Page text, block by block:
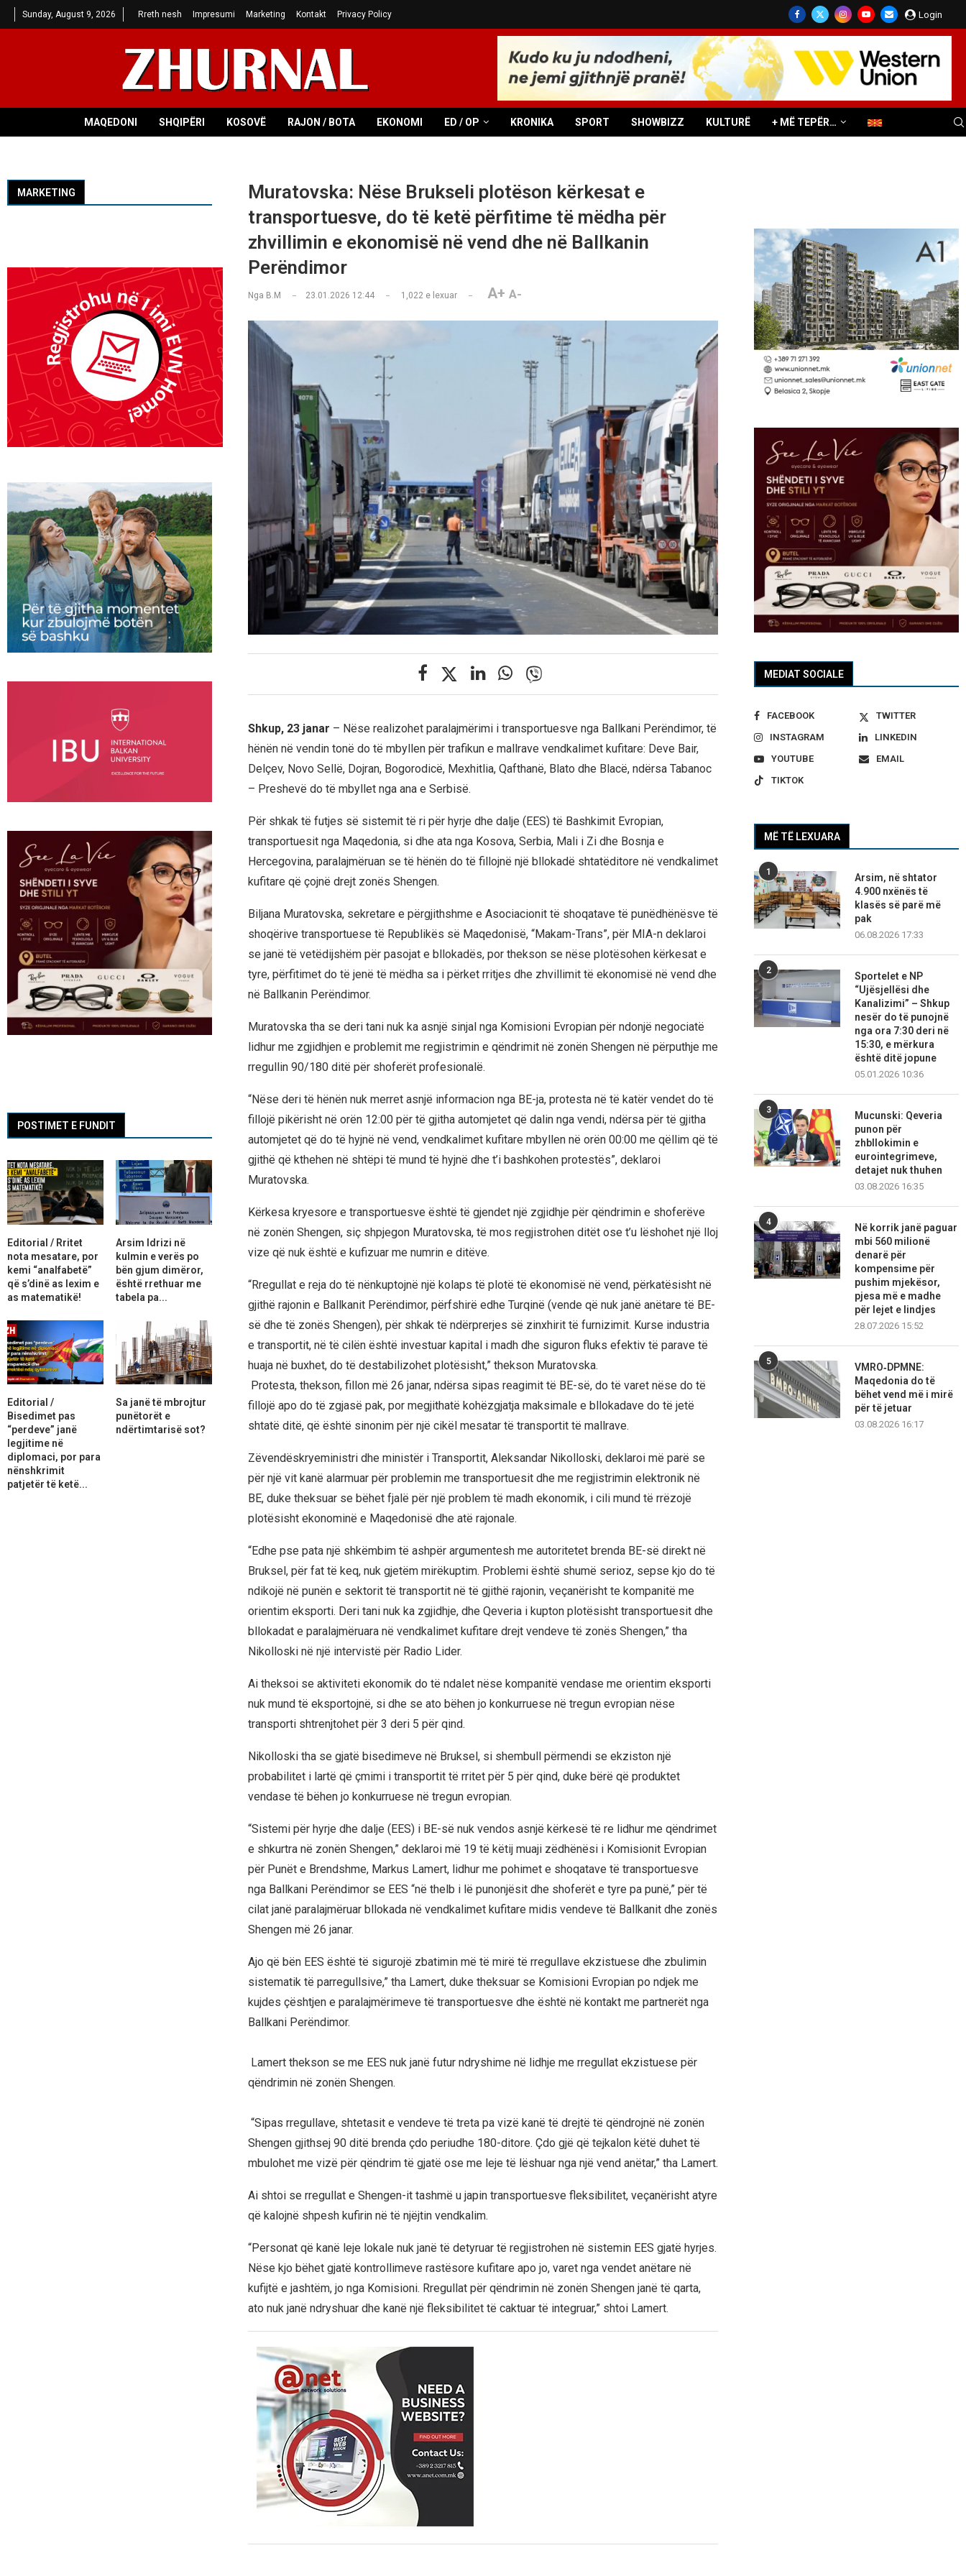
Sunday, August 9, 2026 Rreth nesh Impresumi Marketing Kontakt Privacy Policy Login
MAQEDONI SHQIPËRI KOSOVË RAJON / BOTA EKONOMI ED / OP KRONIKA SPORT SHOWBIZZ KULTURË + MË TEPËR…
Muratovska: Nëse Brukseli plotëson kërkesat e
transportuesve, do të ketë përfitime të mëdha për
zhvillimin e ekonomisë në vend dhe në Ballkanin
Perëndimor
Nga B.M 23.01.2026 12:44 1,022e lexuar A+ A-
Shkup, 23 janar – Nëse realizohet paralajmërimi i transportuesve nga Ballkani Perëndimor, të
hënën në vendin tonë do të mbyllen për trafikun e mallrave vendkalimet kufitare: Deve Bair,
Delçev, Novo Sellë, Dojran, Bogorodicë, Mexhitlia, Qafthanë, Blato dhe Blacë, ndërsa Tabanoc
– Preshevë do të mbyllet nga ana e Serbisë.
Për shkak të futjes së sistemit të ri për hyrje dhe dalje (EES) të Bashkimit Evropian,
transportuesit nga Maqedonia, si dhe ata nga Kosova, Serbia, Mali i Zi dhe Bosnja e
Hercegovina, paralajmëruan se të hënën do të fillojnë një bllokadë shtatëditore në vendkalimet
kufitare që çojnë drejt zonës Shengen.
Biljana Muratovska, sekretare e përgjithshme e Asociacionit të shoqatave të punëdhënësve të
shoqërive transportuese të Republikës së Maqedonisë, “Makam-Trans”, për MIA-n deklaroi
se janë të vetëdijshëm për pasojat e bllokadës, por thekson se nëse plotësohen kërkesat e
tyre, përfitimet do të jenë të mëdha sa i përket rritjes dhe zhvillimit të ekonomisë në vend dhe
në Ballkanin Perëndimor.
Muratovska tha se deri tani nuk ka asnjë sinjal nga Komisioni Evropian për ndonjë negociatë
lidhur me zgjidhjen e problemit me regjistrimin e qëndrimit në zonën Shengen në përputhje me
rregullin 90/180 ditë për shoferët profesionalë.
“Nëse deri të hënën nuk merret asnjë informacion nga BE-ja, protesta në të katër vendet do të
fillojë pikërisht në orën 12:00 për të gjitha automjetet që dalin nga vendi, ndërsa për të gjitha
automjetet që do të hyjnë në vend, vendkalimet kufitare mbyllen në orën 00:00 me qëllim që të
gjithë që kthehen në shtëpi të mund të hyjnë dhe t’i bashkohen protestës”, deklaroi
Muratovska.
Kërkesa kryesore e transportuesve është të gjendet një zgjidhje për qëndrimin e shoferëve
në zonën Shengen, siç shpjegon Muratovska, të mos regjistrohen ditët ose t’u lëshohet një lloj
vize që nuk është e kufizuar me numrin e ditëve.
“Rregullat e reja do të nënkuptojnë një kolaps të plotë të ekonomisë në vend, përkatësisht në
gjithë rajonin e Ballkanit Perëndimor, përfshirë edhe Turqinë (vende që nuk janë anëtare të BE-
së dhe të zonës Shengen), për shkak të ndërprerjes së zinxhirit të furnizimit. Kurse industria
e transportit, në të cilën është investuar kapital i madh dhe siguron fluks efektiv të parave të
huaja në buxhet, do të destabilizohet plotësisht,” thekson Muratovska.
Protesta, thekson, fillon më 26 janar, ndërsa sipas reagimit të BE-së, do të varet nëse do të
fillojë apo do të zgjasë pak, por megjithatë kohëzgjatja maksimale e bllokadave do të jetë
shtatë ditë, që është sinonim për një cikël mesatar të transportit të mallrave.
Zëvendëskryeministri dhe ministër i Transportit, Aleksandar Nikolloski, deklaroi më parë se
për një vit kanë alarmuar për problemin me transportuesit dhe me regjistrimin elektronik në
BE, duke theksuar se bëhet fjalë për një problem të madh ekonomik, i cili mund të rrëzojë
plotësisht ekonominë e Maqedonisë dhe atë rajonale.
“Edhe pse pata një shkëmbim të ashpër argumentesh me autoritetet brenda BE-së direkt në
Bruksel, për fat të keq, nuk gjetëm mirëkuptim. Problemi është shumë serioz, sepse kjo do të
ndikojë në punën e sektorit të transportit në të gjithë rajonin, veçanërisht te kompanitë me
orientim eksporti. Deri tani nuk ka zgjidhje, dhe Qeveria i kupton plotësisht transportuesit dhe
bllokadat e paralajmëruara në vendkalimet kufitare drejt vendeve të zonës Shengen,” tha
Nikolloski në një intervistë për Radio Lider.
Ai theksoi se aktiviteti ekonomik do të ndalet nëse kompanitë vendase me orientim eksporti
nuk mund të eksportojnë, si dhe se ato bëhen jo konkurruese në tregun evropian nëse
transporti shtrenjtohet për 3 deri 5 për qind.
Nikolloski tha se gjatë bisedimeve në Bruksel, si shembull përmendi se ekziston një
probabilitet i lartë që çmimi i transportit të rritet për 5 për qind, duke bërë që produktet
vendase të bëhen jo konkurruese në tregun evropian.
“Sistemi për hyrje dhe dalje (EES) i BE-së nuk vendos asnjë kërkesë të re lidhur me qëndrimet
e shkurtra në zonën Shengen,” deklaroi më 19 të këtij muaji zëdhënësi i Komisionit Evropian
për Punët e Brendshme, Markus Lamert, lidhur me pohimet e shoqatave të transportuesve
nga Ballkani Perëndimor se EES “në thelb i lë punonjësit dhe shoferët e tyre pa punë,” për të
cilat janë paralajmëruar bllokada në vendkalimet kufitare midis vendeve të Ballkanit dhe zonës
Shengen më 26 janar.
Ajo që bën EES është të sigurojë zbatimin më të mirë të rregullave ekzistuese dhe zbulimin
sistematik të parregullsive,” tha Lamert, duke theksuar se Komisioni Evropian po ndjek me
kujdes çështjen e paralajmërimeve të transportuesve dhe është në kontakt me partnerët nga
Ballkani Perëndimor.
Lamert thekson se me EES nuk janë futur ndryshime në lidhje me rregullat ekzistuese për
qëndrimin në zonën Shengen.
“Sipas rregullave, shtetasit e vendeve të treta pa vizë kanë të drejtë të qëndrojnë në zonën
Shengen gjithsej 90 ditë brenda çdo periudhe 180-ditore. Çdo gjë që tejkalon këtë duhet të
mbulohet me vizë për qëndrim të gjatë ose me leje të lëshuar nga një vend anëtar,” tha Lamert.
Ai shtoi se rregullat e Shengen-it tashmë u japin transportuesve fleksibilitet, veçanërisht atyre
që kalojnë shpesh kufirin në të njëjtin vendkalim.
“Personat që kanë leje lokale nuk janë të detyruar të regjistrohen në sistemin EES gjatë hyrjes.
Nëse kjo bëhet gjatë kontrollimeve rastësore kufitare apo jo, varet nga vendet anëtare në
kufijtë e jashtëm, jo nga Komisioni. Rregullat për qëndrimin në zonën Shengen janë të qarta,
ato nuk janë ndryshuar dhe kanë një fleksibilitet të caktuar të integruar,” shtoi Lamert.
MEDIAT SOCIALE
FACEBOOK
TWITTER
INSTAGRAM
LINKEDIN
YOUTUBE
EMAIL
TIKTOK
MË TË LEXUARA
1
Arsim, në shtator
4.900 nxënës të
klasës së parë më
pak
06.08.2026 17:33
2
Sportelet e NP
“Ujësjellësi dhe
Kanalizimi” – Shkup
nesër do të punojnë
nga ora 7:30 deri në
15:30, e mërkura
është ditë jopune
05.01.2026 10:36
3
Mucunski: Qeveria
punon për
zhbllokimin e
eurointegrimeve,
detajet nuk thuhen
03.08.2026 16:35
4
Në korrik janë paguar
mbi 560 milionë
denarë për
kompensime për
pushim mjekësor,
pjesa më e madhe
për lejet e lindjes
28.07.2026 15:52
5
VMRO‑DPMNE:
Maqedonia do të
bëhet vend më i mirë
për të jetuar
03.08.2026 16:17
MARKETING
POSTIMET E FUNDIT
Editorial / Rritet
nota mesatare, por
kemi “analfabetë”
që s’dinë as lexim e
as matematikë!
Arsim Idrizi në
kulmin e verës po
bën gjum dimëror,
është rrethuar me
tabela pa...
Editorial /
Bisedimet pas
“perdeve” janë
legjitime në
diplomaci, por para
nënshkrimit
patjetër të ketë...
Sa janë të mbrojtur
punëtorët e
ndërtimtarisë sot?